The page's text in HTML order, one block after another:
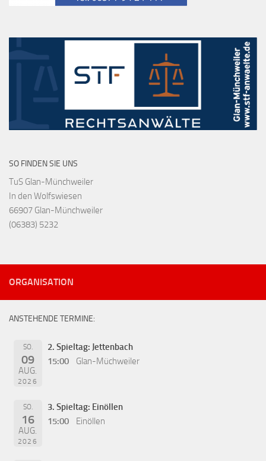
SO FINDEN SIE UNS
TuS Glan-Münchweiler
In den Wolfswiesen
66907 Glan-Münchweiler
(06383) 5232
ORGANISATION
ANSTEHENDE TERMINE:
SO.
09
AUG.
2026
2. Spieltag: Jettenbach
15:00
Glan-Müchweiler
SO.
16
AUG.
2026
3. Spieltag: Einöllen
15:00
Einöllen